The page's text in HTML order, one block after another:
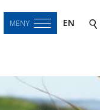
MENY EN